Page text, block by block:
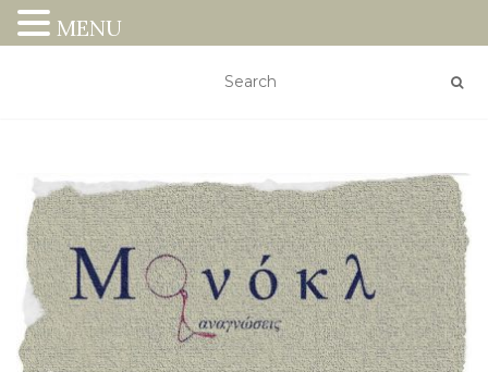
MENU